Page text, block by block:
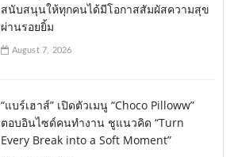
สนับสนุนให้ทุกคนได้มีโอกาสสัมผัสความสุข
ผ่านรอยยิ้ม
August 7, 2026
“แบร์เฮาส์” เปิดตัวเมนู “Choco Pilloww”
ตอบอินไซด์คนทำงาน ชูแนวคิด “Turn
Every Break into a Soft Moment”